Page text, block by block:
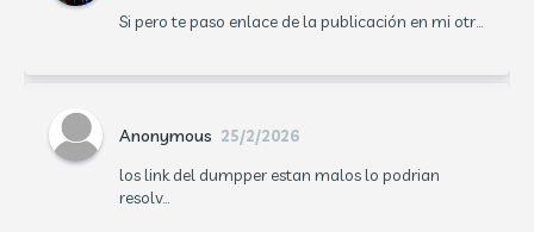
Si pero te paso enlace de la publicación en mi otr...
Anonymous 25/2/2026
los link del dumpper estan malos lo podrian
resolv...